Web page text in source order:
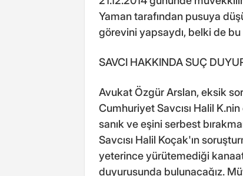
Yaman tarafından pusuya
görevini yapsaydı, belki de
SAVCI HAKKINDA SUÇ
Avukat Özgür Arslan, eksik
Cumhuriyet Savcısı Halil
sanık ve eşini serbest
Savcısı Halil Koçak'ın
yeterince yürütemediği
duyurusunda bulunacağız.